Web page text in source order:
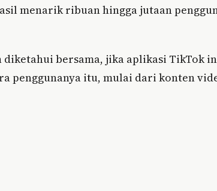
menarik ribuan hingga jutaan
diketahui bersama, jika aplikasi TikTok
penggunanya itu, mulai dari konten